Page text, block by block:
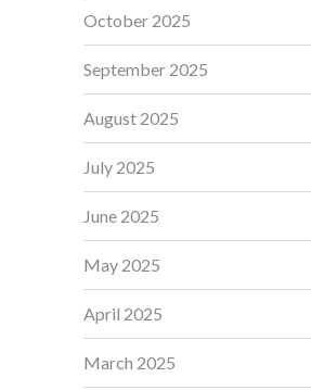
October 2025
September 2025
August 2025
July 2025
June 2025
May 2025
April 2025
March 2025